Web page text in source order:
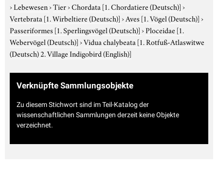
›Lebewesen›Tier›Chordata [1. Chordatiere (Deutsch)]›
Vertebrata [1. Wirbeltiere (Deutsch)]›Aves [1. Vögel (Deutsch)]›
Passeriformes [1. Sperlingsvögel (Deutsch)]›Ploceidae [1.
Webervögel (Deutsch)]›Vidua chalybeata [1. Rotfuß-Atlaswitwe
(Deutsch) 2. Village Indigobird (English)]
Verknüpfte Sammlungsobjekte
Zu diesem Stichwort sind im Teil-Katalog der
wissenschaftlichen Sammlungen derzeit keine Objekte
verzeichnet.